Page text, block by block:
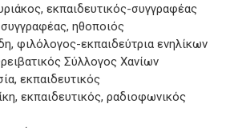
εκπαιδευτικός-συγγραφέας
συγγραφέας, ηθοποιός
φιλόλογος-εκπαιδεύτρια ενηλίκων
Σύλλογος Χανίων
εκπαιδευτικός
εκπαιδευτικός, ραδιοφωνικός